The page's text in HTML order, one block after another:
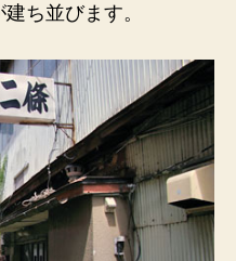
ち並びます。